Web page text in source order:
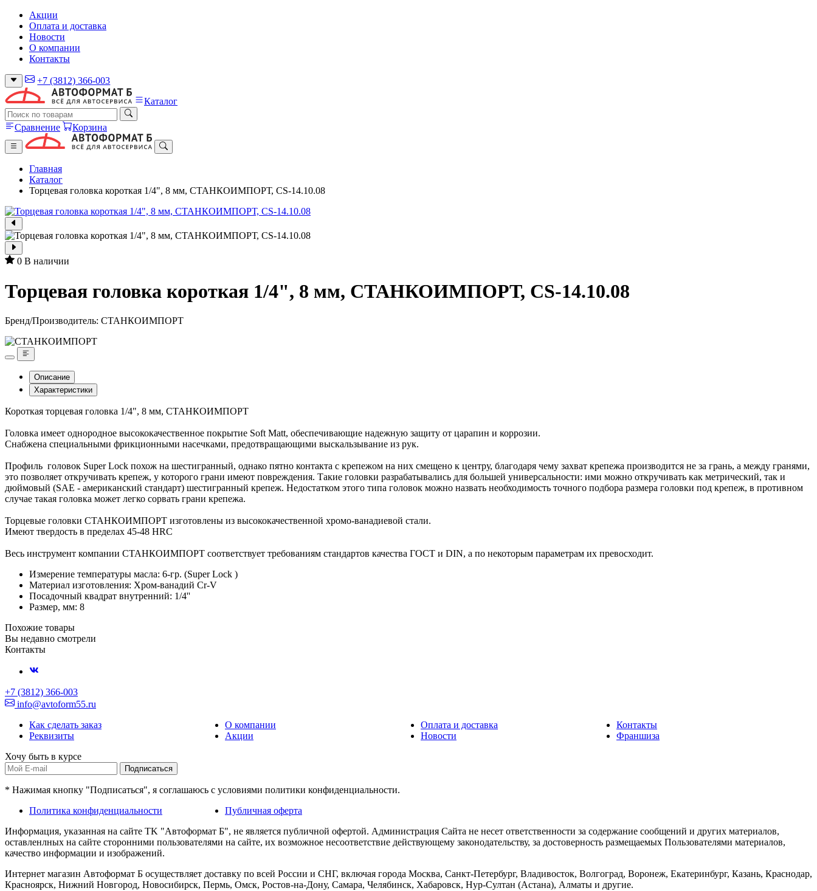
Акции
Оплата и доставка
Новости
О компании
Контакты
+7 (3812) 366-003
Каталог
Сравнение Корзина
Главная
Каталог
Торцевая головка короткая 1/4", 8 мм, СТАНКОИМПОРТ, CS-14.10.08
0 В наличии
Торцевая головка короткая 1/4", 8 мм, СТАНКОИМПОРТ, CS-14.10.08
Бренд/Производитель: СТАНКОИМПОРТ
Описание
Характеристики
Короткая торцевая головка 1/4", 8 мм, СТАНКОИМПОРТ
Головка имеет однородное высококачественное покрытие Soft Matt, обеспечивающие надежную защиту от царапин и коррозии.
Снабжена специальными фрикционными насечками, предотвращающими выскальзывание из рук.
Профиль головок Super Lock похож на шестигранный, однако пятно контакта с крепежом на них смещено к центру, благодаря чему захват крепежа производится не за грань, а между гранями,
это позволяет откручивать крепеж, у которого грани имеют повреждения. Такие головки разрабатывались для большей универсальности: ими можно откручивать как метрический, так и
дюймовый (SAE - американский стандарт) шестигранный крепеж. Недостатком этого типа головок можно назвать необходимость точного подбора размера головки под крепеж, в противном
случае такая головка может легко сорвать грани крепежа.
Торцевые головки СТАНКОИМПОРТ изготовлены из высококачественной хромо-ванадиевой стали.
Имеют твердость в пределах 45-48 HRC
Весь инструмент компании СТАНКОИМПОРТ соответствует требованиям стандартов качества ГОСТ и DIN, а по некоторым параметрам их превосходит.
Измерение температуры масла: 6-гр. (Super Lock )
Материал изготовления: Хром-ванадий Cr-V
Посадочный квадрат внутренний: 1/4''
Размер, мм: 8
Похожие товары
Вы недавно смотрели
Контакты
+7 (3812) 366-003
info@avtoform55.ru
Как сделать заказ
О компании Оплата и доставка
Контакты
Реквизиты
Акции Новости
Франшиза
Хочу быть в курсе
Подписаться
* Нажимая кнопку "Подписаться", я соглашаюсь с условиями политики конфиденциальности.
Политика конфиденциальности
Публичная оферта
Информация, указанная на сайте TK "Автоформат Б", не является публичной офертой. Администрация Сайта не несет ответственности за содержание сообщений и других материалов,
оставленлных на сайте сторонними пользователями на сайте, их возможное несоответствие действующему законодательству, за достоверность размещаемых Пользователями материалов,
качество информации и изображений.
Интернет магазин Автоформат Б осуществляет доставку по всей России и СНГ, включая города Москва, Санкт-Петербург, Владивосток, Волгоград, Воронеж, Екатеринбург, Казань, Краснодар,
Красноярск, Нижний Новгород, Новосибирск, Пермь, Омск, Ростов-на-Дону, Самара, Челябинск, Хабаровск, Нур-Султан (Астана), Алматы и другие.